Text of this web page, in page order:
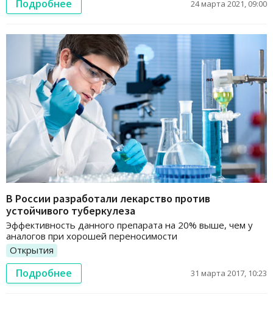
Подробнее 24 марта 2021, 09:00
В России разработали лекарство против
устойчивого туберкулеза
Эффективность данного препарата на 20% выше, чем у
аналогов при хорошей переносимости
Открытия
Подробнее 31 марта 2017, 10:23